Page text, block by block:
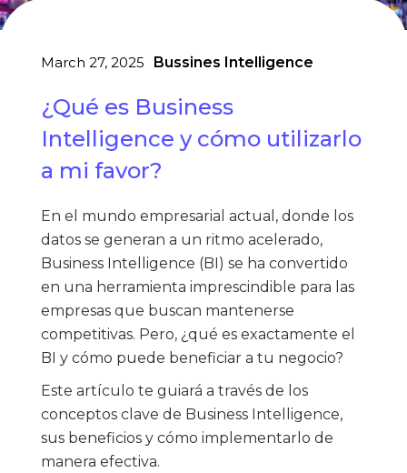
March 27, 2025 Bussines Intelligence
¿Qué es Business
Intelligence y cómo utilizarlo
a mi favor?
En el mundo empresarial actual, donde los
datos se generan a un ritmo acelerado,
Business Intelligence (BI) se ha convertido
en una herramienta imprescindible para las
empresas que buscan mantenerse
competitivas. Pero, ¿qué es exactamente el
BI y cómo puede beneficiar a tu negocio?
Este artículo te guiará a través de los
conceptos clave de Business Intelligence,
sus beneficios y cómo implementarlo de
manera efectiva.